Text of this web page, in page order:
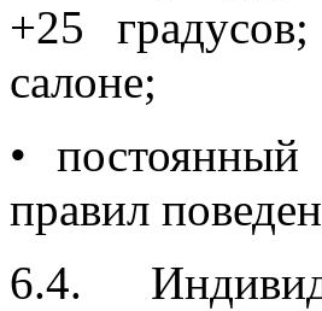
+25
салоне;
• постоянный
правил
6.4.